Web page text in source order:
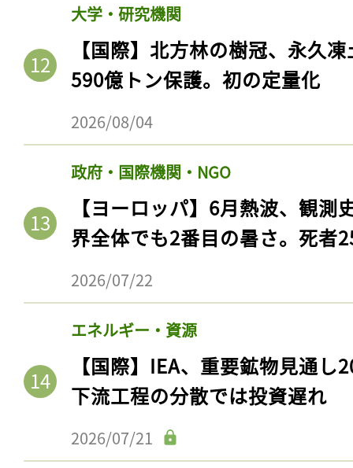
大学・研究機関
【国際】北方林の樹冠、永久
590億トン保護。初の定量化
2026/08/04
政府・国際機関・NGO
【ヨーロッパ】6月熱波、観
界全体でも2番目の暑さ。死者
2026/07/22
エネルギー・資源
【国際】IEA、重要鉱物見通
下流工程の分散では投資遅れ
2026/07/21